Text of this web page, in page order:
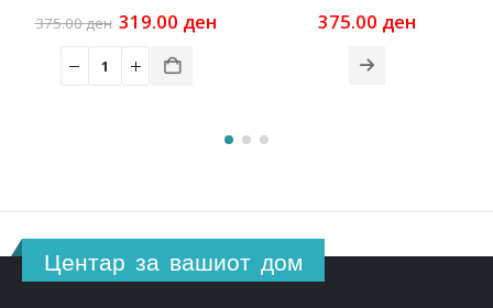
ден Original
price
was:
375.00 ден.
319.00денCurrent
price
is:
319.00 ден.
ден
Центар за вашиот дом